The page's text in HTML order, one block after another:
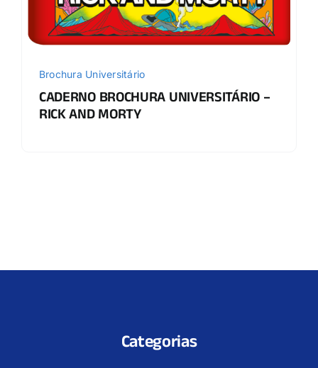
Brochura Universitário
CADERNO BROCHURA UNIVERSITÁRIO –
RICK AND MORTY
Categorias